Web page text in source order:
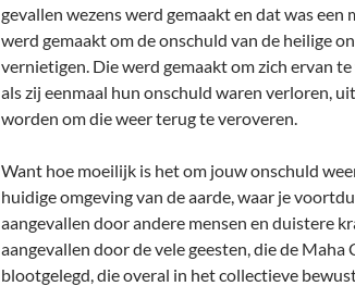
gevallen wezens werd gemaakt en dat was een
werd gemaakt om de onschuld van de heilige
vernietigen. Die werd gemaakt om zich ervan
als zij eenmaal hun onschuld waren verloren,
worden om die weer terug te veroveren.
Want hoe moeilijk is het om jouw onschuld
huidige omgeving van de aarde, waar je
aangevallen door andere mensen en duistere
aangevallen door de vele geesten, die de Maha
blootgelegd, die overal in het collectieve